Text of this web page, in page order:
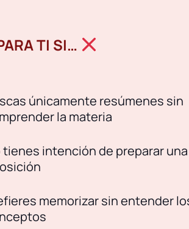
TI SI…
únicamente resúmenes sin
la materia
tienes intención de preparar una
memorizar sin entender